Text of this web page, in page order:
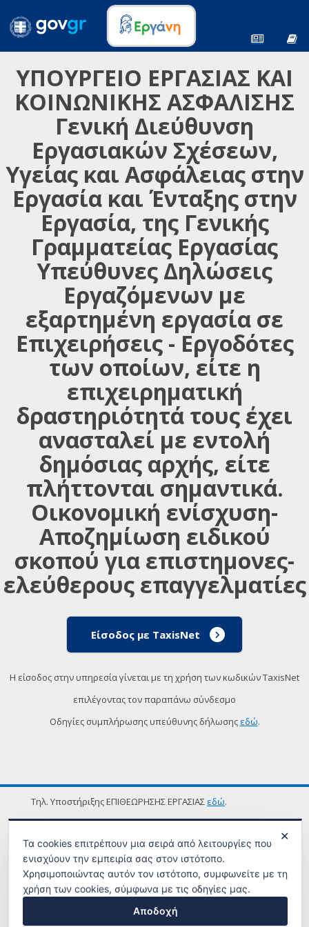
ΥΠΟΥΡΓΕΙΟ ΕΡΓΑΣΙΑΣ ΚΑΙ
ΚΟΙΝΩΝΙΚΗΣ ΑΣΦΑΛΙΣΗΣ
Γενική Διεύθυνση
Εργασιακών Σχέσεων,
Υγείας και Ασφάλειας στην
Εργασία και Ένταξης στην
Εργασία, της Γενικής
Γραμματείας Εργασίας
Υπεύθυνες Δηλώσεις
Εργαζόμενων με
εξαρτημένη εργασία σε
Επιχειρήσεις - Εργοδότες
των οποίων, είτε η
επιχειρηματική
δραστηριότητά τους έχει
ανασταλεί με εντολή
δημόσιας αρχής, είτε
πλήττονται σημαντικά.
Οικονομική ενίσχυση-
Αποζημίωση ειδικού
σκοπού για επιστημονες-
ελεύθερους επαγγελματίες
Είσοδος με TaxisNet
Η είσοδος στην υπηρεσία γίνεται με τη χρήση των κωδικών TaxisNet
επιλέγοντας τον παραπάνω σύνδεσμο
Οδηγίες συμπλήρωσης υπεύθυνης δήλωσης εδώ.
Τηλ. Υποστήριξης ΕΠΙΘΕΩΡΗΣΗΣ ΕΡΓΑΣΙΑΣ εδώ.
ΟΡΟΙ ΧΡΗΣΗΣ
✕
Τα cookies επιτρέπουν μια σειρά από λειτουργίες που
ενισχύουν την εμπειρία σας στον ιστότοπο.
Χρησιμοποιώντας αυτόν τον ιστότοπο, συμφωνείτε με τη
χρήση των cookies, σύμφωνα με τις οδηγίες μας.
Αποδοχή